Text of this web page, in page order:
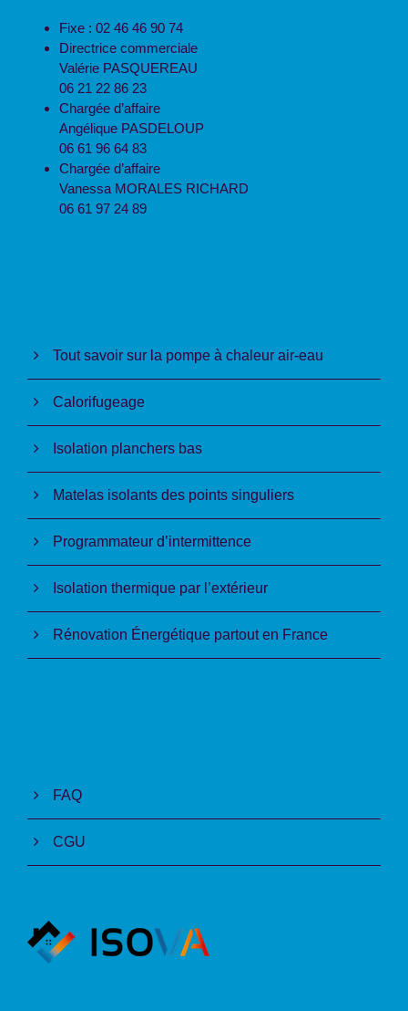
Fixe : 02 46 46 90 74
Directrice commerciale
Valérie PASQUEREAU
06 21 22 86 23
Chargée d’affaire
Angélique PASDELOUP
06 61 96 64 83
Chargée d’affaire
Vanessa MORALES RICHARD
06 61 97 24 89
Tout savoir sur la pompe à chaleur air-eau
Calorifugeage
Isolation planchers bas
Matelas isolants des points singuliers
Programmateur d’intermittence
Isolation thermique par l’extérieur
Rénovation Énergétique partout en France
FAQ
CGU